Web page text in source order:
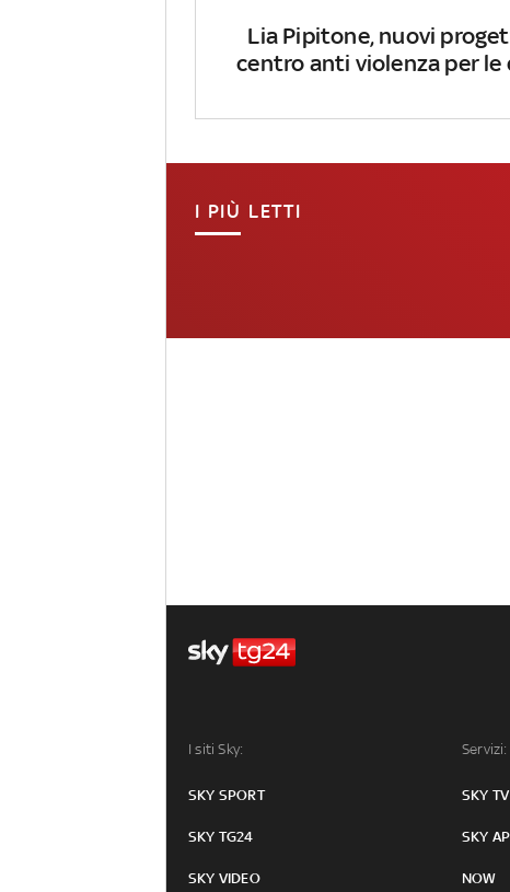
Lia Pipitone, nuovi
centro anti violenza per le
I PIÙ LETTI
I siti Sky:
SKY SPORT
SKY TG24
SKY VIDEO
Servizi:
SKY TV
SKY
NOW